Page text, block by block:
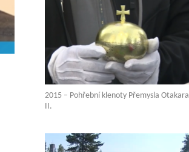
2015 – Pohřební klenoty Přemysla Otakara
II.